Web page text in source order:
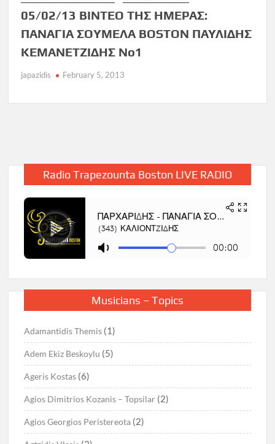
05/02/13 ΒΙΝΤΕΟ ΤΗΣ ΗΜΕΡΑΣ:
ΠΑΝΑΓΙΑ ΣΟΥΜΕΛΑ BOSTON ΠΑΥΛΙΔΗΣ
ΚΕΜΑΝΕΤΖΙΔΗΣ Νο1
japazidis February 5, 2013
Radio Trapezounta Boston LIVE RADIO
Musicians – Topics
Adamantidis Themis (1)
Adem Ekiz Beskoylu (5)
Ageris Kostas (6)
Agios Dimitrios Kozanis – Topsilar (2)
Agios Georgios Peristereota (2)